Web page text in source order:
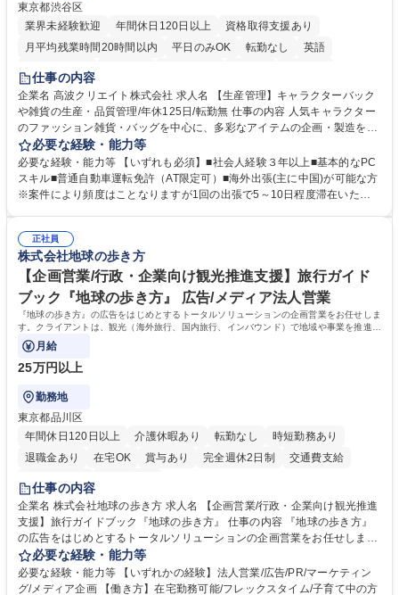
東京都渋谷区
業界未経験歓迎
年間休日120日以上
資格取得支援あり
月平均残業時間20時間以内
平日のみOK 転勤なし
英語
住宅手当あり
完全週休2日制
交通費支給 駅近5分以内 中国語 土日祝休み
仕事の内容
企業名 高波クリエイト株式会社 求人名 【生産管理】キャラクターバック
や雑貨の生産・品質管理/年休125日/転勤無 仕事の内容 人気キャラクター
のファッション雑貨・バッグを中心に、多彩なアイテムの企画・製造を手
掛ける当社にて、自社企画・開発商品の生産管理・品質管理を担当。『か
わいい』を届けるやりがいのあるポジションです。 有名ブランドやキャラ
クターライセンスを活用した商品の企画・開発・販売を行っています。企
画段階から納品まで、商品の製造に関わる全てのプロセスにおいて、生産
元様とのやり取り、輸入関連の書類の管理、国内倉庫での品質チェック、
工場開拓などがございます。 募集職種 【生産管理】キャラクターバック
や雑貨の生産・品質管理/年休125日/転勤無
必要な経験・能力等
必要な経験・能力等 【いずれも必須】■社会人経験３年以上■基本的なPC
スキル■普通自動車運転免許（AT限定可）■海外出張(主に中国)が可能な方
※案件により頻度はことなりますが1回の出張で5～10日程度滞在いただ
め、『コツコツと実直に取り組める方』 ・工場やライセンス元を含む社内
外関係者と友好なコミュニケーションが取れる方 ※折衝は営業担当がメイ
ンで行います。 学歴・資格 学歴：大学院 大学 高専 短大 専修学校 高校 語
学力： 資格：
正社員
株式会社地球の歩き方
【企画営業/行政・企業向け観光推進支援】旅行ガイド
ブック『地球の歩き方』 広告/メディア法人営業
『地球の歩き方』の広告をはじめとするトータルソリューションの企画営業をお任せしま
す。クライアントは、観光（海外旅行、国内旅行、インバウンド）で地域や事業を推進し
たい国内外の行政や企業です。
月給
25万円以上
勤務地
東京都品川区
年間休日120日以上
介護休暇あり 転勤なし
時短勤務あり
退職金あり
在宅OK 賞与あり 完全週休2日制
交通費支給
駅近5分以内
仕事の内容
企業名 株式会社地球の歩き方 求人名 【企画営業/行政・企業向け観光推進
支援】旅行ガイドブック『地球の歩き方』 仕事の内容 『地球の歩き方』
の広告をはじめとするトータルソリューションの企画営業をお任せしま
す。クライアントは、観光（海外旅行、国内旅行、インバウンド）で地域
や事業を推進したい国内外の行政や企業です。 【業務詳細】■『地球の歩
き方』は海外旅行ガイドブックのNo.1ブランドであり、国内旅行において
必要な経験・能力等
必要な経験・能力等 【いずれかの経験】法人営業/広告/PR/マーケティン
グ/メディア企画 【働き方】在宅勤務可能/フレックスタイム/子育て中の方